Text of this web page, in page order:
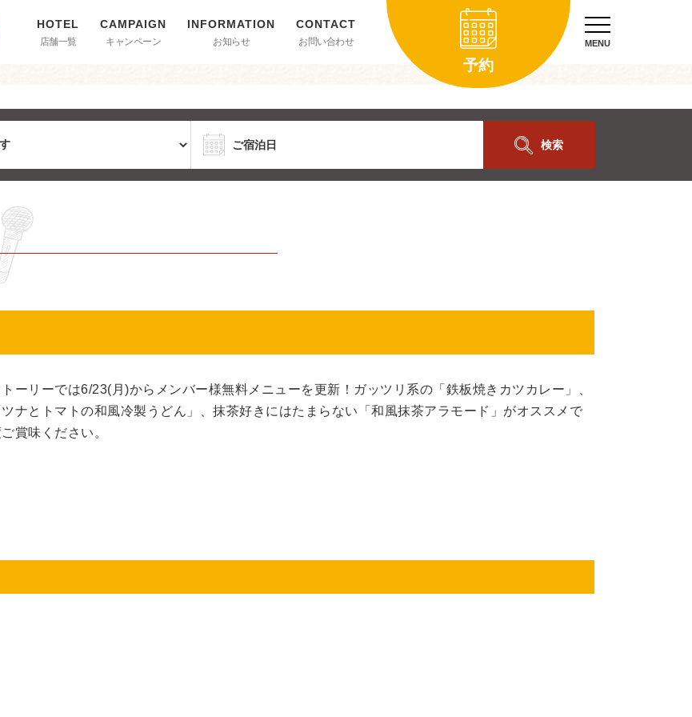
店舗一覧 キャンペーン お知らせ お問い合わせ
予約
MENU
検索
ーリーでは6/23(月)からメンバー様無料メニューを更新！ガッツリ系の「鉄板焼きカツカレー」、
ナとトマトの和風冷製うどん」、抹茶好きにはたまらない「和風抹茶アラモード」がオススメで
賞味ください。